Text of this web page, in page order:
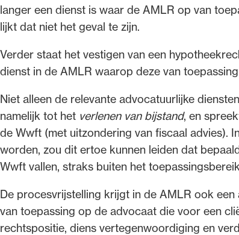
langer een dienst is waar de AMLR op van
lijkt dat niet het geval te zijn.
Verder staat het vestigen van een
dienst in de AMLR waarop deze van
Niet alleen de relevante advocatuurlijke
namelijk tot het verlenen van bijstand, en
de Wwft (met uitzondering van fiscaal advies).
worden, zou dit ertoe kunnen leiden dat
Wwft vallen, straks buiten het
De procesvrijstelling krijgt in de AMLR ook
van toepassing op de advocaat die voor een
rechtspositie, diens vertegenwoordiging en